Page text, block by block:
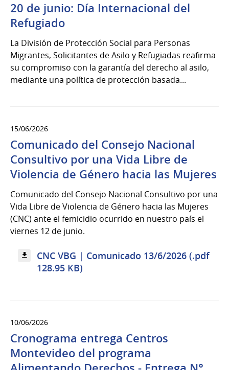
20 de junio: Día Internacional del
Refugiado
La División de Protección Social para Personas
Migrantes, Solicitantes de Asilo y Refugiadas reafirma
su compromiso con la garantía del derecho al asilo,
mediante una política de protección basada...
15/06/2026
Comunicado del Consejo Nacional
Consultivo por una Vida Libre de
Violencia de Género hacia las Mujeres
Comunicado del Consejo Nacional Consultivo por una
Vida Libre de Violencia de Género hacia las Mujeres
(CNC) ante el femicidio ocurrido en nuestro país el
viernes 12 de junio.
CNC VBG | Comunicado 13/6/2026 (.pdf
128.95 KB)
10/06/2026
Cronograma entrega Centros
Montevideo del programa